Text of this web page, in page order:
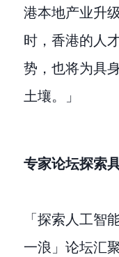
港本地产业升
时，香港的人
势，也将为具
土壤。」
专家论坛探索
「探索人工智
一浪」论坛汇